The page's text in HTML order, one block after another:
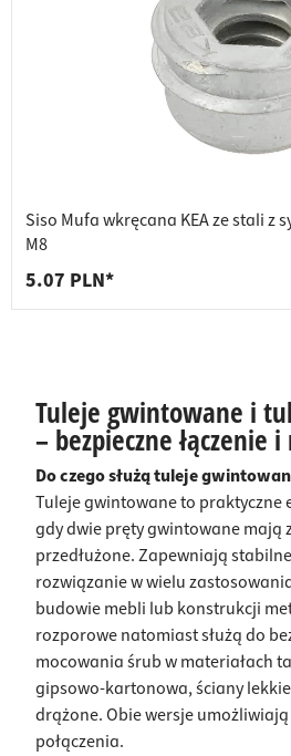
Siso Mufa wkręcana KEA ze stali z
M8
5.07 PLN*
Tuleje gwintowane i
– bezpieczne łączenie
Do czego służą tuleje
Tuleje gwintowane to praktyczne
gdy dwie pręty gwintowane mają
przedłużone. Zapewniają
rozwiązanie w wielu
budowie mebli lub konstrukcji
rozporowe natomiast służą do
mocowania śrub w materiałach
gipsowo-kartonowa, ściany
drążone. Obie wersje
połączenia.